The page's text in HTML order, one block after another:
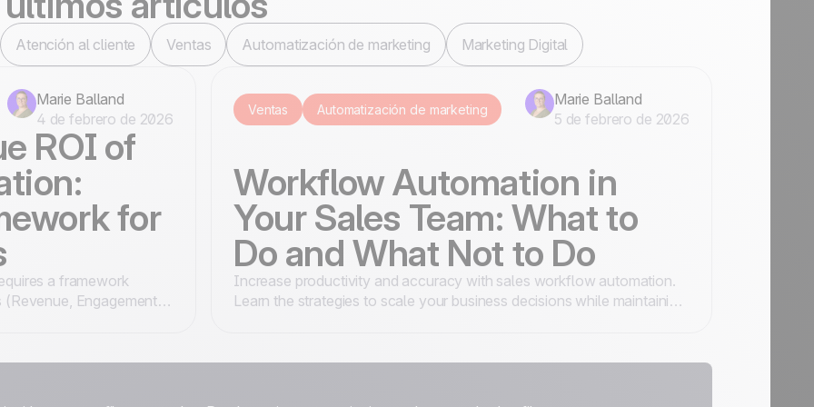
Trustpilot
Certificado ISO 27001
100% hecho y alojado
en Europa
Atención al cliente Ventas Automatización de marketing Marketing Digital
Marie Balland
4 de febrero de 2026
ROI of
for
a framework
Engagement,
Ventas Automatización de marketing
Marie Balland
5 de febrero de 2026
Workflow Automation in
Your Sales Team: What to
Do and What Not to Do
Increase productivity and accuracy with sales workflow automation.
Learn the strategies to scale your business decisions while maintaining